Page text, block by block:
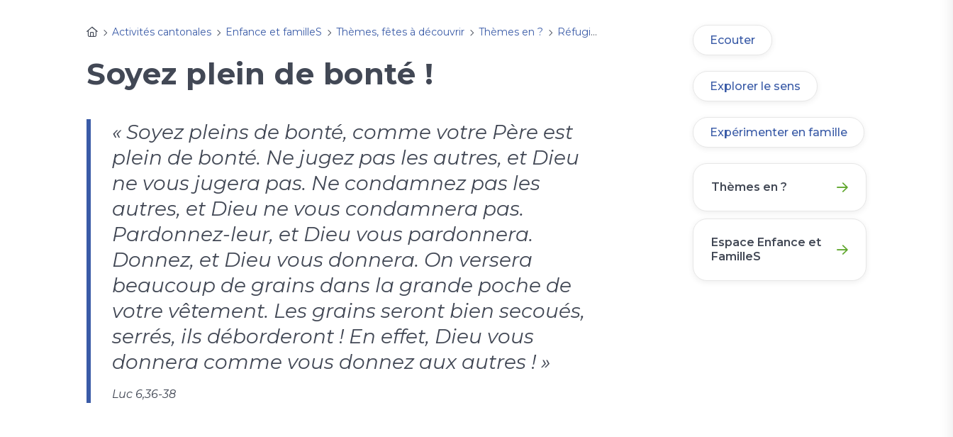
Activités cantonales Enfance et familleS Thèmes, fêtes à découvrir Thèmes en ? Réfugié.e et bonté, un pari gagnant ? Prier et méditer
Soyez plein de bonté !
« Soyez pleins de bonté, comme votre Père est
plein de bonté. Ne jugez pas les autres, et Dieu
ne vous jugera pas. Ne condamnez pas les
autres, et Dieu ne vous condamnera pas.
Pardonnez-leur, et Dieu vous pardonnera.
Donnez, et Dieu vous donnera. On versera
beaucoup de grains dans la grande poche de
votre vêtement. Les grains seront bien secoués,
serrés, ils déborderont ! En effet, Dieu vous
donnera comme vous donnez aux autres ! »
Luc 6,36-38
Ecouter
Explorer le sens
Expérimenter en famille
Thèmes en ?
Espace Enfance et
FamilleS